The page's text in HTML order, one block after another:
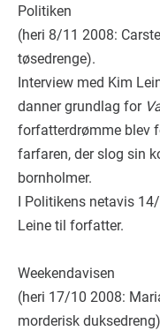
Politiken
(heri 8/11 2008:
tøsedrenge).
Interview med Kim
danner grundlag for
forfatterdrømme blev
farfaren, der slog sin
bornholmer.
I Politikens netavis
Leine til forfatter.
Weekendavisen
(heri 17/10 2008:
morderisk